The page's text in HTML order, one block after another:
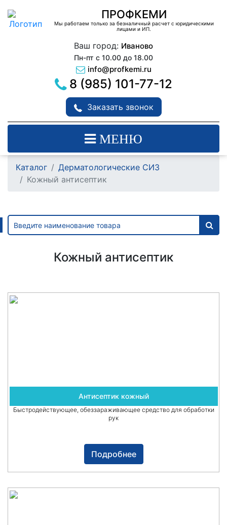
ПРОФКЕМИ
Мы работаем только за безналичный расчет с юридическими
лицами и ИП.
Ваш город: Иваново
Пн-пт с 10.00 до 18.00
info@profkemi.ru
8 (985) 101-77-12
Заказать звонок
МЕНЮ
Каталог
Дерматологические СИЗ
Кожный антисептик
Кожный антисептик
Антисептик кожный
Быстродействующее, обеззараживающее средство для обработки
рук
Подробнее